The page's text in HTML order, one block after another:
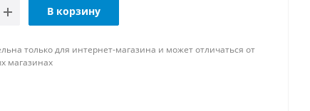
В корзину
только для интернет-магазина и может отличаться от
магазинах